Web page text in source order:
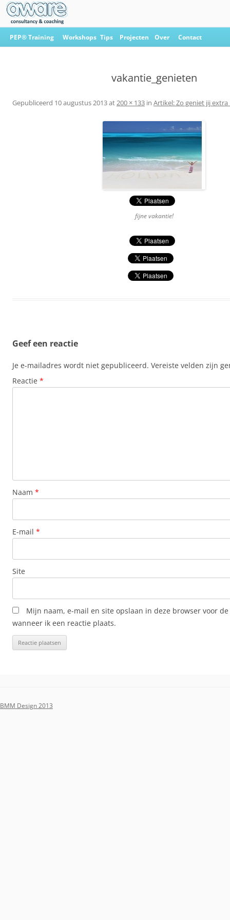
Ga
naar
PEP® Training Workshops Tips Projecten Over Contact
vakantie_genieten
Gepubliceerd 10 augustus 2013at 200 × 133 in Artikel: Zo geniet jij
fijne vakantie!
Geef een reactie
Je e-mailadres wordt niet gepubliceerd. Vereiste velden zijn
Reactie *
Naam *
E-mail *
Site
Mijn naam, e-mail en site opslaan in deze browser voor
wanneer ik een reactie plaats.
BMM Design 2013